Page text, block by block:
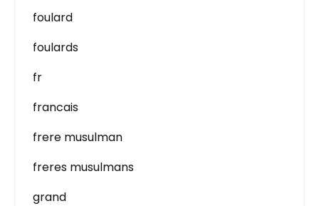
foulard
foulards
fr
francais
frere musulman
freres musulmans
grand